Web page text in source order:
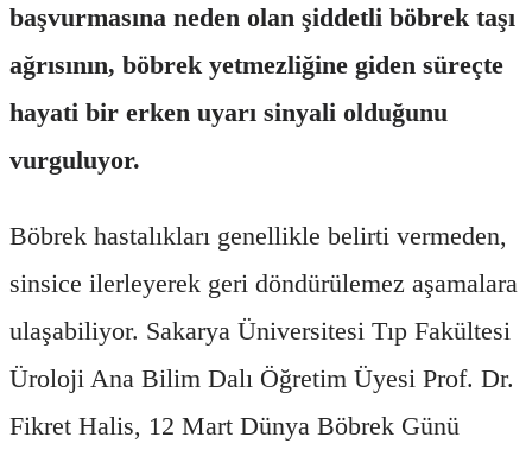
başvurmasına neden olan şiddetli böbrek taşı
ağrısının, böbrek yetmezliğine giden süreçte
hayati bir erken uyarı sinyali olduğunu
vurguluyor.
Böbrek hastalıkları genellikle belirti vermeden,
sinsice ilerleyerek geri döndürülemez aşamalara
ulaşabiliyor. Sakarya Üniversitesi Tıp Fakültesi
Üroloji Ana Bilim Dalı Öğretim Üyesi Prof. Dr.
Fikret Halis, 12 Mart Dünya Böbrek Günü